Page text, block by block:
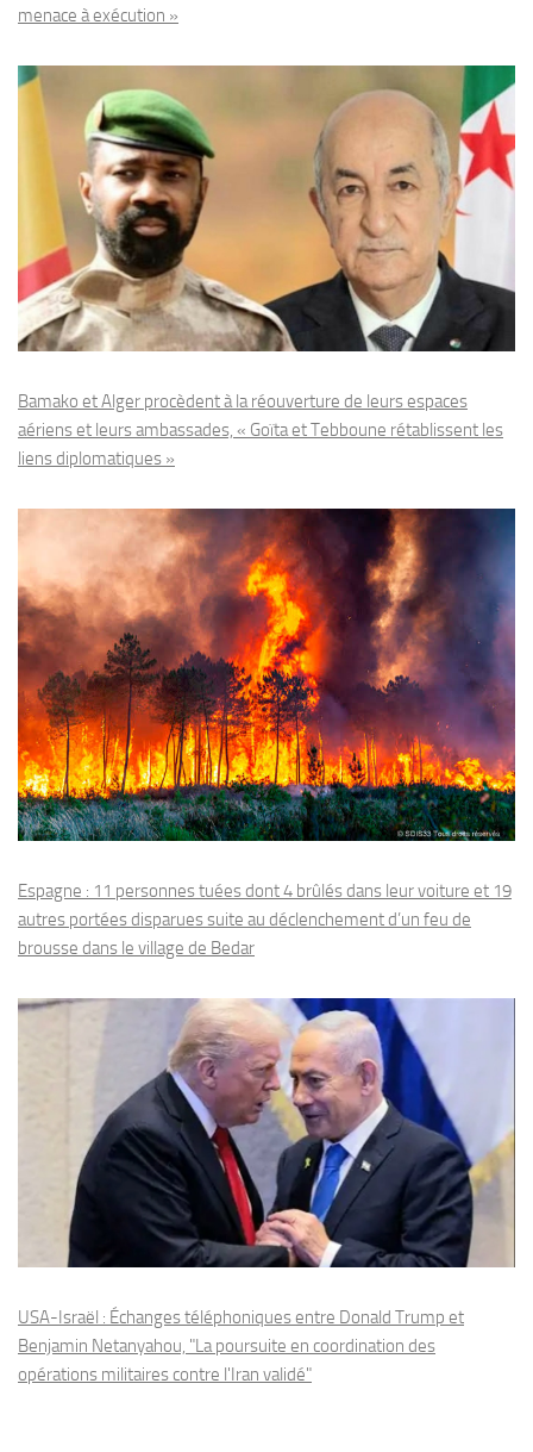
menace à exécution »
Bamako et Alger procèdent à la réouverture de leurs espaces
aériens et leurs ambassades, « Goïta et Tebboune rétablissent les
liens diplomatiques »
Espagne : 11 personnes tuées dont 4 brûlés dans leur voiture et 19
autres portées disparues suite au déclenchement d’un feu de
brousse dans le village de Bedar
USA-Israël : Échanges téléphoniques entre Donald Trump et
Benjamin Netanyahou, "La poursuite en coordination des
opérations militaires contre l'Iran validé"